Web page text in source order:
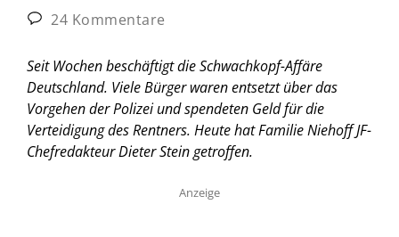
24 Kommentare
Seit Wochen beschäftigt die Schwachkopf-Affäre
Deutschland. Viele Bürger waren entsetzt über das
Vorgehen der Polizei und spendeten Geld für die
Verteidigung des Rentners. Heute hat Familie Niehoff JF-
Chefredakteur Dieter Stein getroffen.
Anzeige